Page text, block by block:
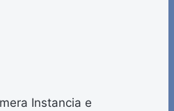
Instancia e